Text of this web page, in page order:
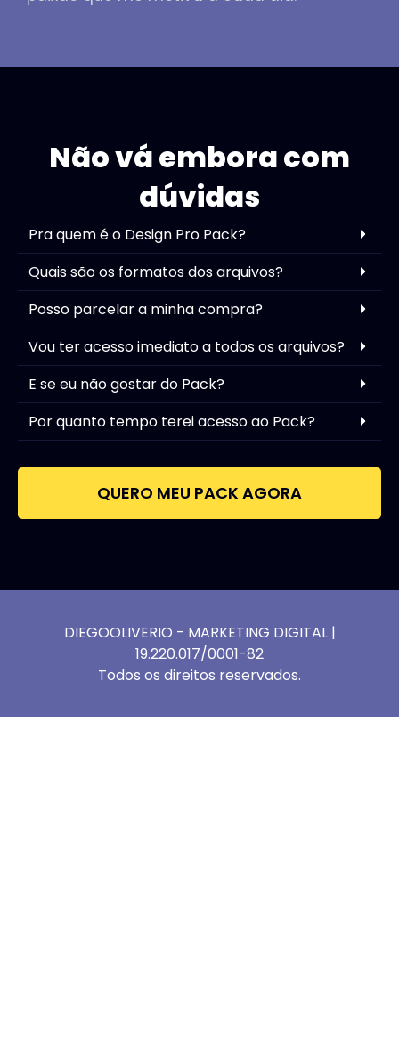
Não vá embora com
dúvidas
Pra quem é o Design Pro Pack?
Quais são os formatos dos arquivos?
Posso parcelar a minha compra?
Vou ter acesso imediato a todos os arquivos?
E se eu não gostar do Pack?
Por quanto tempo terei acesso ao Pack?
QUERO MEU PACK AGORA
DIEGOOLIVERIO - MARKETING DIGITAL |
19.220.017/0001-82
Todos os direitos reservados.